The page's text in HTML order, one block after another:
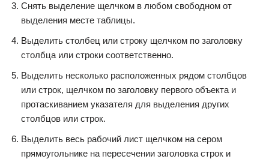
Снять выделение щелчком в любом свободном от
выделения месте таблицы.
Выделить столбец или строку щелчком по заголовку
столбца или строки соответственно.
Выделить несколько расположенных рядом столбцов
или строк, щелчком по заголовку первого объекта и
протаскиванием указателя для выделения других
столбцов или строк.
Выделить весь рабочий лист щелчком на сером
прямоугольнике на пересечении заголовка строк и